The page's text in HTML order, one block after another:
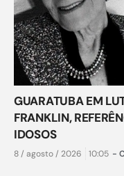
GUARATUBA EM
FRANKLIN,
IDOSOS
8 / agosto / 2026 10:05 -